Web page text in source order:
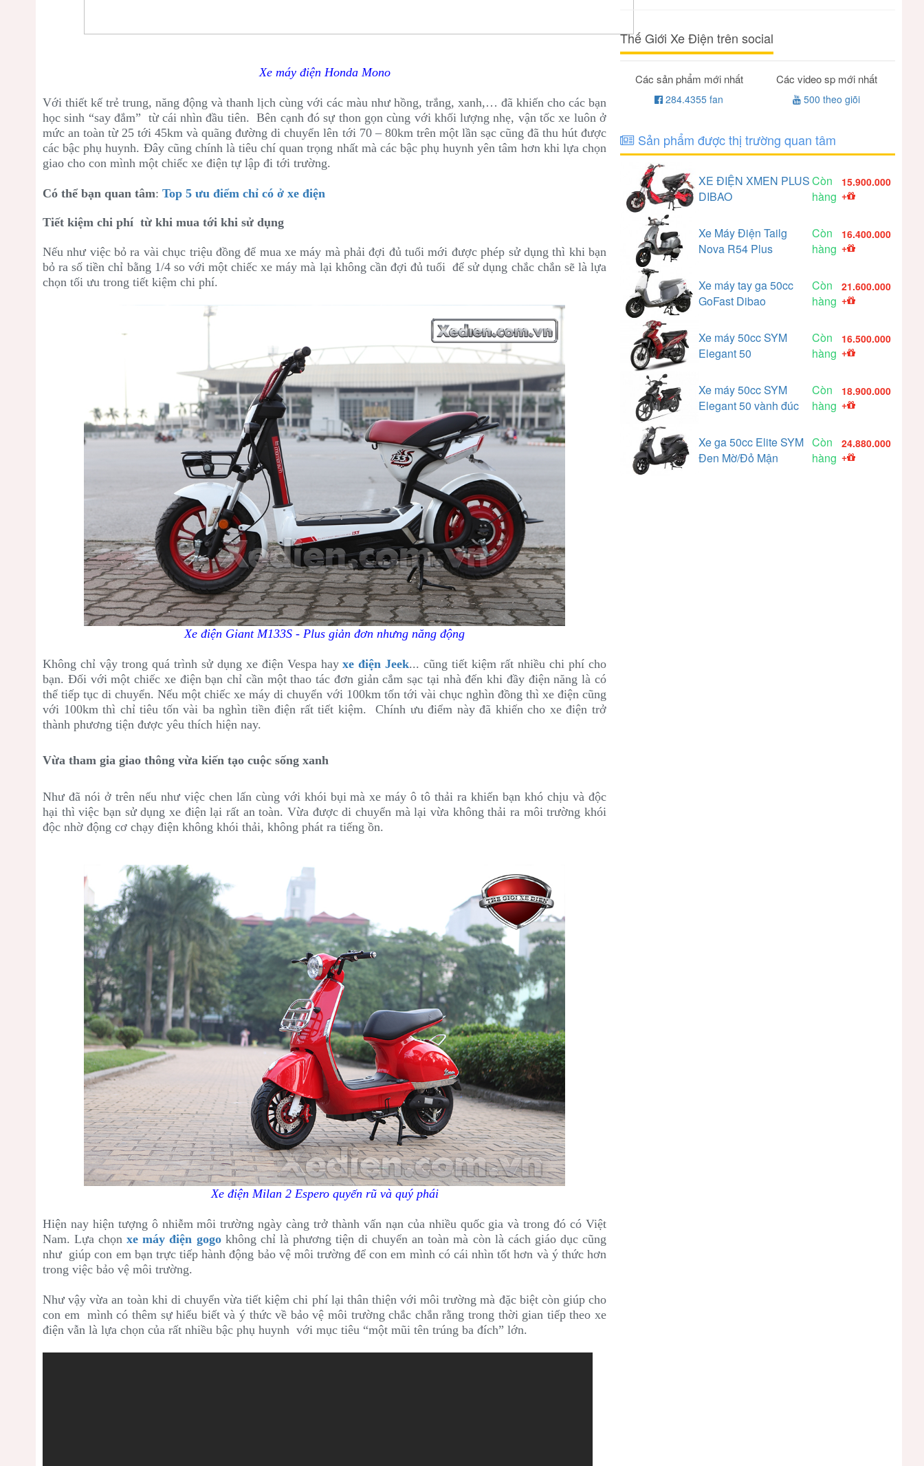
Xe máy điện Honda Mono
Với thiết kế trẻ trung, năng động và thanh lịch cùng với các màu như hồng, trắng, xanh,… đã khiến cho các bạn
học sinh “say đắm” từ cái nhìn đầu tiên. Bên cạnh đó sự thon gọn cùng với khối lượng nhẹ, vận tốc xe luôn ở
mức an toàn từ 25 tới 45km và quãng đường di chuyển lên tới 70 – 80km trên một lần sạc cũng đã thu hút được
các bậc phụ huynh. Đây cũng chính là tiêu chí quan trọng nhất mà các bậc phụ huynh yên tâm hơn khi lựa chọn
giao cho con mình một chiếc xe điện tự lập đi tới trường.
Có thể bạn quan tâm: Top 5 ưu điểm chỉ có ở xe điện
Tiết kiệm chi phí từ khi mua tới khi sử dụng
Nếu như việc bỏ ra vài chục triệu đồng để mua xe máy mà phải đợi đủ tuổi mới được phép sử dụng thì khi bạn
bỏ ra số tiền chỉ bằng 1/4 so với một chiếc xe máy mà lại không cần đợi đủ tuổi để sử dụng chắc chắn sẽ là lựa
chọn tối ưu trong tiết kiệm chi phí.
Xe điện Giant M133S - Plus giản đơn nhưng năng động
Không chỉ vậy trong quá trình sử dụng xe điện Vespa hayxe điện Jeek... cũng tiết kiệm rất nhiều chi phí cho
bạn. Đối với một chiếc xe điện bạn chỉ cần một thao tác đơn giản cắm sạc tại nhà đến khi đầy điện năng là có
thể tiếp tục di chuyển. Nếu một chiếc xe máy di chuyển với 100km tốn tới vài chục nghìn đồng thì xe điện cũng
với 100km thì chỉ tiêu tốn vài ba nghìn tiền điện rất tiết kiệm. Chính ưu điểm này đã khiến cho xe điện trở
thành phương tiện được yêu thích hiện nay.
Vừa tham gia giao thông vừa kiến tạo cuộc sống xanh
Như đã nói ở trên nếu như việc chen lấn cùng với khói bụi mà xe máy ô tô thải ra khiến bạn khó chịu và độc
hại thì việc bạn sử dụng xe điện lại rất an toàn. Vừa được di chuyển mà lại vừa không thải ra môi trường khói
độc nhờ động cơ chạy điện không khói thải, không phát ra tiếng ồn.
Xe điện Milan 2 Espero quyến rũ và quý phái
Hiện nay hiện tượng ô nhiễm môi trường ngày càng trở thành vấn nạn của nhiều quốc gia và trong đó có Việt
Nam. Lựa chọnxe máy điện gogokhông chỉ là phương tiện di chuyển an toàn mà còn là cách giáo dục cũng
như giúp con em bạn trực tiếp hành động bảo vệ môi trường để con em mình có cái nhìn tốt hơn và ý thức hơn
trong việc bảo vệ môi trường.
Như vậy vừa an toàn khi di chuyển vừa tiết kiệm chi phí lại thân thiện với môi trường mà đặc biệt còn giúp cho
con em mình có thêm sự hiểu biết và ý thức về bảo vệ môi trường chắc chắn rằng trong thời gian tiếp theo xe
điện vẫn là lựa chọn của rất nhiều bậc phụ huynh với mục tiêu “một mũi tên trúng ba đích” lớn.
Thế Giới Xe Điện trên social
Các sản phẩm mới nhất
284.4355 fan
Các video sp mới nhất
500 theo giõi
Sản phẩm được thị trường quan tâm
XE ĐIỆN XMEN PLUS
DIBAO
Còn
hàng
15.900.000
+
Xe Máy Điện Tailg
Nova R54 Plus
Còn
hàng
16.400.000
+
Xe máy tay ga 50cc
GoFast Dibao
Còn
hàng
21.600.000
+
Xe máy 50cc SYM
Elegant 50
Còn
hàng
16.500.000
+
Xe máy 50cc SYM
Elegant 50 vành đúc
Còn
hàng
18.900.000
+
Xe ga 50cc Elite SYM
Đen Mờ/Đỏ Mận
Còn
hàng
24.880.000
+